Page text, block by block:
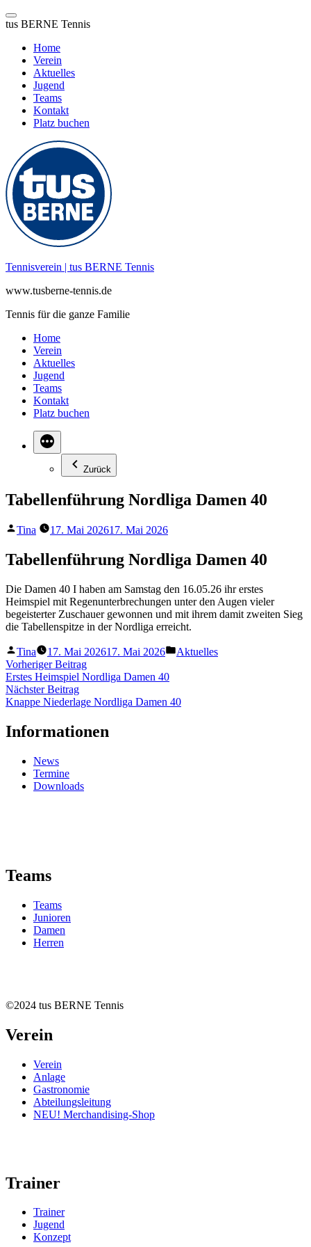
tus BERNE Tennis
Home
Verein
Aktuelles
Jugend
Teams
Kontakt
Platz buchen
Inhalt
springen
Tennisverein | tus BERNE Tennis
www.tusberne-tennis.de
Tennis für die ganze Familie
Home
Verein
Aktuelles
Jugend
Teams
Kontakt
Platz buchen
Zurück
Tabellenführung Nordliga Damen 40
Veröffentlicht
Tina 17. Mai 202617. Mai 2026
Tabellenführung Nordliga Damen 40
Die Damen 40 I haben am Samstag den 16.05.26 ihr erstes
Heimspiel mit Regenunterbrechungen unter den Augen vieler
begeisterter Zuschauer gewonnen und mit ihrem damit zweiten Sieg
die Tabellenspitze in der Nordliga erreicht.
Veröffentlicht
von
Tina 17. Mai 202617. Mai 2026
Veröffentlicht
Aktuelles
Beitragsnavigation
Vorheriger BeitragVorheriger
Beitrag:
Erstes Heimspiel Nordliga Damen 40
Nächster BeitragNächster
Beitrag:
Knappe Niederlage Nordliga Damen 40
Informationen
News
Termine
Downloads
Teams
Teams
Junioren
Damen
Herren
©2024 tus BERNE Tennis
Verein
Verein
Anlage
Gastronomie
Abteilungsleitung
NEU! Merchandising-Shop
Trainer
Trainer
Jugend
Konzept